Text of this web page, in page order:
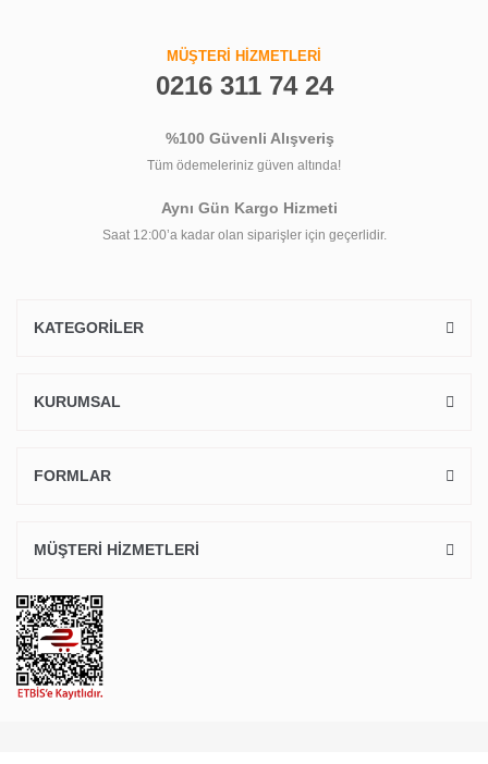
MÜŞTERİ HİZMETLERİ
0216 311 74 24
%100 Güvenli Alışveriş
Tüm ödemeleriniz güven altında!
Aynı Gün Kargo Hizmeti
Saat 12:00’a kadar olan siparişler için geçerlidir.
KATEGORİLER
KURUMSAL
FORMLAR
MÜŞTERİ HİZMETLERİ